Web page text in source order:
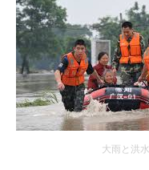
大雨と洪水